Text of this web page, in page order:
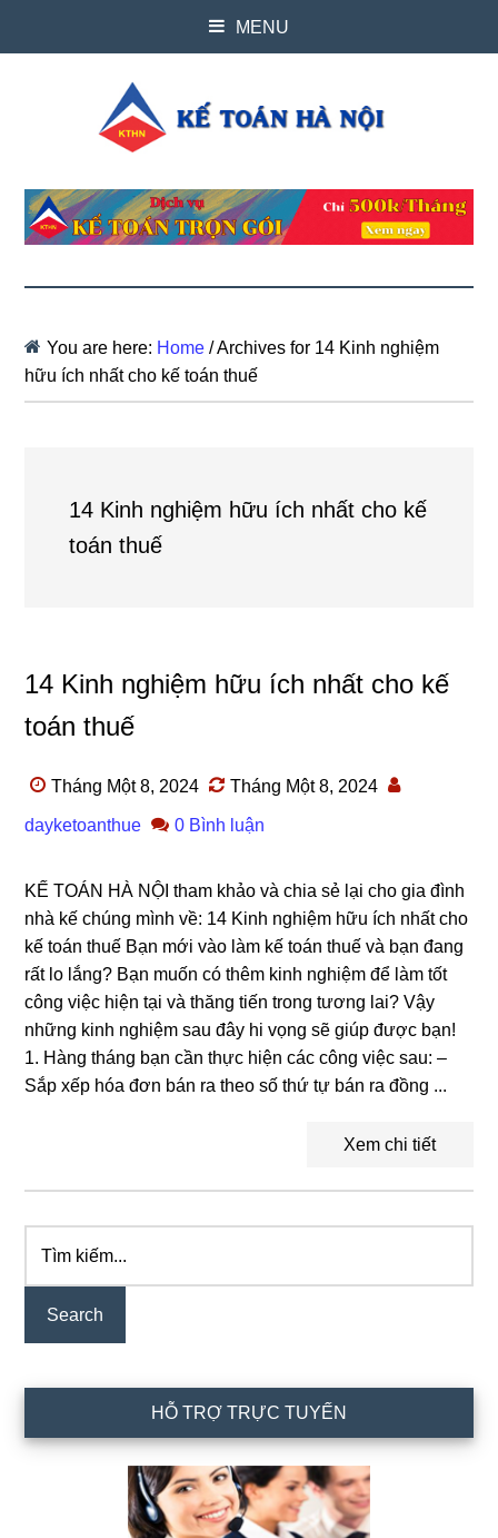
MENU
You are here: Home /Archives for 14 Kinh nghiệm
hữu ích nhất cho kế toán thuế
14 Kinh nghiệm hữu ích nhất cho kế
toán thuế
14 Kinh nghiệm hữu ích nhất cho kế
toán thuế
Tháng Một 8, 2024 Tháng Một 8, 2024
dayketoanthue 0 Bình luận
KẾ TOÁN HÀ NỘI tham khảo và chia sẻ lại cho gia đình
nhà kế chúng mình về: 14 Kinh nghiệm hữu ích nhất cho
kế toán thuế Bạn mới vào làm kế toán thuế và bạn đang
rất lo lắng? Bạn muốn có thêm kinh nghiệm để làm tốt
công việc hiện tại và thăng tiến trong tương lai? Vậy
những kinh nghiệm sau đây hi vọng sẽ giúp được bạn!
1. Hàng tháng bạn cần thực hiện các công việc sau: –
Sắp xếp hóa đơn bán ra theo số thứ tự bán ra đồng ...
Xem chi tiết
Primary
Sidebar
kiếm...
HỖ TRỢ TRỰC TUYẾN